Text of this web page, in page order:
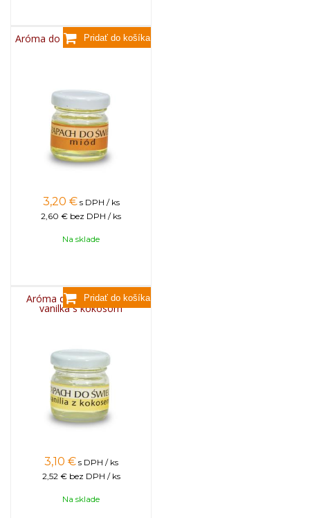
Aróma do sviečok, 25g - med
3,20 € s DPH / ks
2,60 € bez DPH / ks
Na sklade
Aróma do sviečok, 25g -
vanilka s kokosom
3,10 € s DPH / ks
2,52 € bez DPH / ks
Na sklade